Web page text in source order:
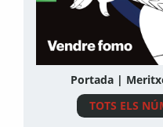
Portada |
TOTS ELS